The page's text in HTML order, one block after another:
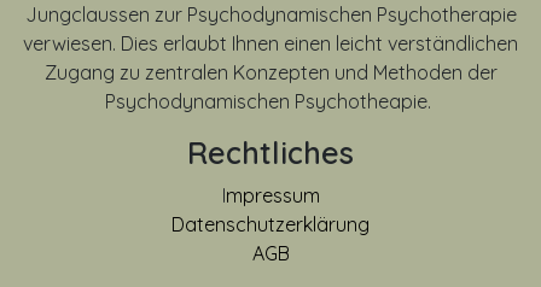
Jungclaussen zur Psychodynamischen Psychotherapie
verwiesen. Dies erlaubt Ihnen einen leicht verständlichen
Zugang zu zentralen Konzepten und Methoden der
Psychodynamischen Psychotheapie.
Rechtliches
Impressum
Datenschutzerklärung
AGB